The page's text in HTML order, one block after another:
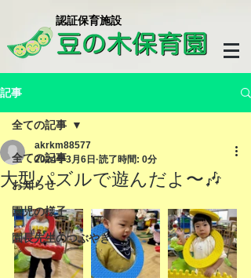
​認証保育施設
記事
全ての記事
お知らせ
園児の様子
園長先生のつぶやき
全ての記事
大型パズルで遊んだよ〜🎶
akrkm88577
2024年3月6日 読了時間: 0分